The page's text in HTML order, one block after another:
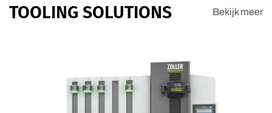
TOOLING SOLUTIONS Bekijk meer